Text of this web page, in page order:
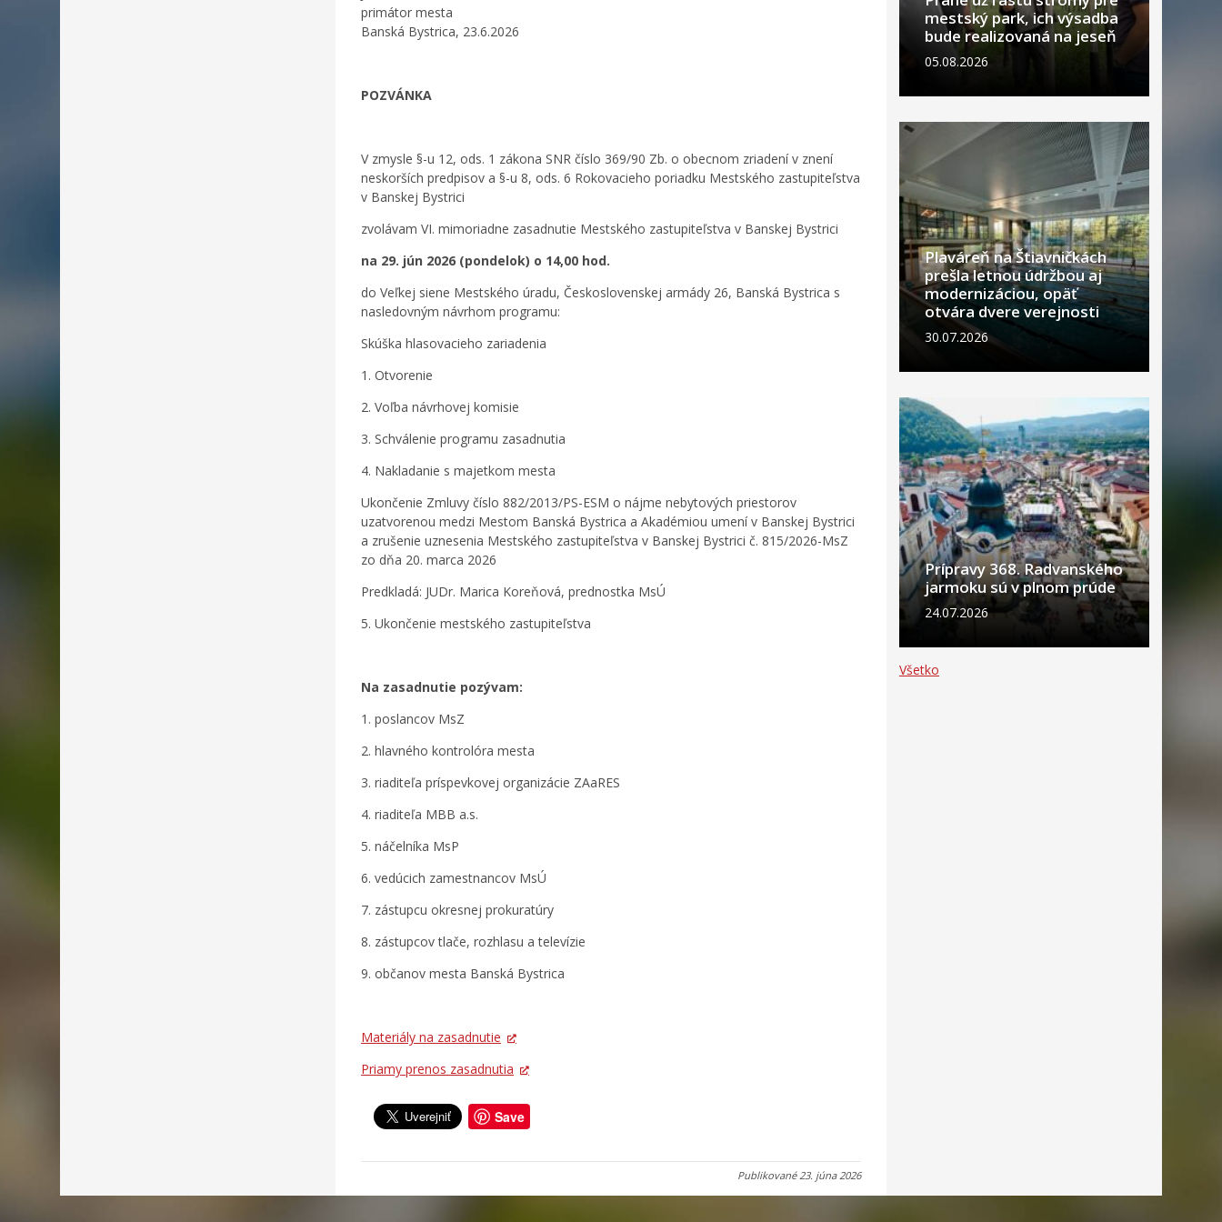
primátor mesta
Banská Bystrica, 23.6.2026
POZVÁNKA
V zmysle §-u 12, ods. 1 zákona SNR číslo 369/90 Zb. o obecnom zriadení v znení
neskorších predpisov a §-u 8, ods. 6 Rokovacieho poriadku Mestského zastupiteľstva
v Banskej Bystrici
zvolávam VI. mimoriadne zasadnutie Mestského zastupiteľstva v Banskej Bystrici
na 29. jún 2026 (pondelok) o 14,00 hod.
do Veľkej siene Mestského úradu, Československej armády 26, Banská Bystrica s
nasledovným návrhom programu:
Skúška hlasovacieho zariadenia
1. Otvorenie
2. Voľba návrhovej komisie
3. Schválenie programu zasadnutia
4. Nakladanie s majetkom mesta
Ukončenie Zmluvy číslo 882/2013/PS-ESM o nájme nebytových priestorov
uzatvorenou medzi Mestom Banská Bystrica a Akadémiou umení v Banskej Bystrici
a zrušenie uznesenia Mestského zastupiteľstva v Banskej Bystrici č. 815/2026-MsZ
zo dňa 20. marca 2026
Predkladá: JUDr. Marica Koreňová, prednostka MsÚ
5. Ukončenie mestského zastupiteľstva
Na zasadnutie pozývam:
1. poslancov MsZ
2. hlavného kontrolóra mesta
3. riaditeľa príspevkovej organizácie ZAaRES
4. riaditeľa MBB a.s.
5. náčelníka MsP
6. vedúcich zamestnancov MsÚ
7. zástupcu okresnej prokuratúry
8. zástupcov tlače, rozhlasu a televízie
9. občanov mesta Banská Bystrica
Materiály na zasadnutie
Priamy prenos zasadnutia
Save
Publikované23. júna 2026
mestský park, ich výsadba
bude realizovaná na jeseň
05.08.2026
Plaváreň na Štiavničkách
prešla letnou údržbou aj
modernizáciou, opäť
otvára dvere verejnosti
30.07.2026
Prípravy 368. Radvanského
jarmoku sú v plnom prúde
24.07.2026
Všetko